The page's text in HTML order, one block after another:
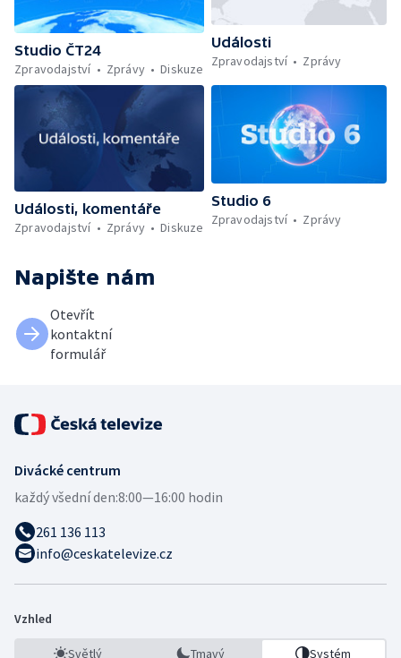
Studio ČT24
Zpravodajství
Zprávy Diskuze
Události
Zpravodajství
Zprávy
Události, komentáře
Zpravodajství
Zprávy Diskuze
Studio 6
Zpravodajství
Zprávy
Napište nám
Otevřít
kontaktní
formulář
Divácké centrum
každý všední den:8:00—16:00 hodin
261 136 113
info@ceskatelevize.cz
Vzhled
Světlý Tmavý Systém